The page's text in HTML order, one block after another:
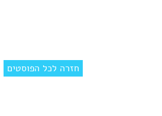
חזרה לכל הפוסטים